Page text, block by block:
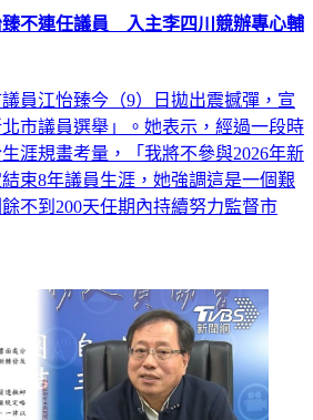
臻不連任議員 入主李四川競辦專心輔
員江怡臻今（9）日拋出震撼彈，宣
市議員選舉」。她表示，經過一段時
涯規畫考量，「我將不參與2026年新
束8年議員生涯，她強調這是一個艱
不到200天任期內持續努力監督市